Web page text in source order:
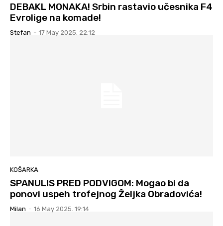
DEBAKL MONAKA! Srbin rastavio učesnika F4
Evrolige na komade!
Stefan - 17 May 2025. 22:12
KOŠARKA
SPANULIS PRED PODVIGOM: Mogao bi da
ponovi uspeh trofejnog Željka Obradovića!
Milan - 16 May 2025. 19:14